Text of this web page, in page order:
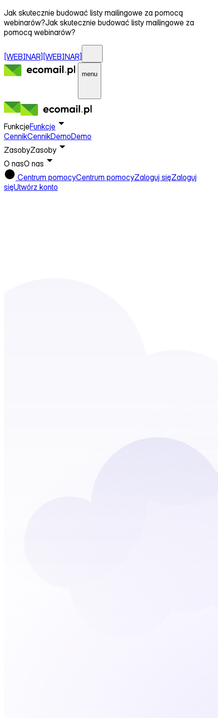
Jak skutecznie budować listy mailingowe za pomocą
webinarów?Jak skutecznie budować listy mailingowe za
pomocą webinarów?
[WEBINAR] [WEBINAR]
menu
FunkcjeFunkcje
CennikCennikDemoDemo
ZasobyZasoby
O nasO nas
Centrum pomocyCentrum pomocyZaloguj sięZaloguj
sięUtwórz konto